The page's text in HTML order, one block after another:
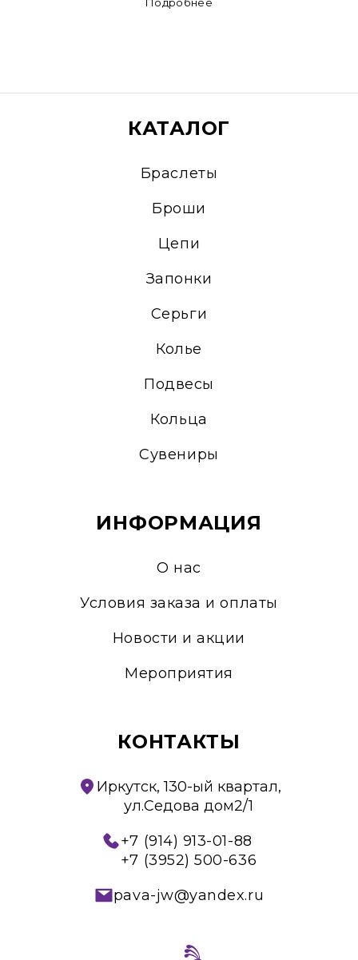
КАТАЛОГ
Браслеты
Броши
Цепи
Запонки
Серьги
Колье
Подвесы
Кольца
Сувениры
ИНФОРМАЦИЯ
О нас
Условия заказа и оплаты
Новости и акции
Мероприятия
КОНТАКТЫ
Иркутск, 130-ый квартал,
ул.Седова дом2/1
+7 (914) 913-01-88
+7 (3952) 500-636
pava-jw@yandex.ru